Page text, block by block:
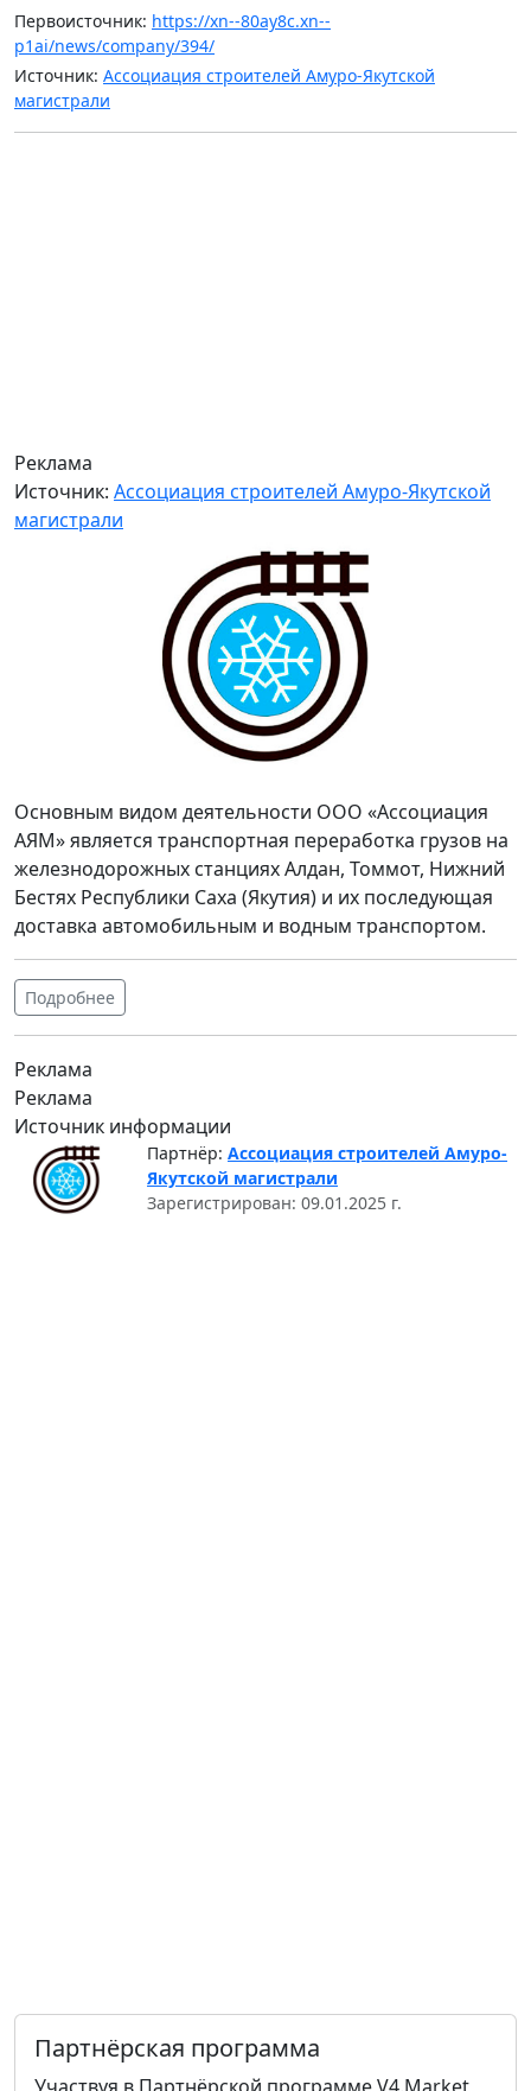
Первоисточник: https://xn--80ay8c.xn--
p1ai/news/company/394/
Источник: Ассоциация строителей Амуро-Якутской
магистрали
Реклама
Источник: Ассоциация строителей Амуро-Якутской
магистрали
Основным видом деятельности ООО «Ассоциация
АЯМ» является транспортная переработка грузов на
железнодорожных станциях Алдан, Томмот, Нижний
Бестях Республики Саха (Якутия) и их последующая
доставка автомобильным и водным транспортом.
Подробнее
Реклама
Реклама
Источник информации
Партнёр: Ассоциация строителей Амуро-
Якутской магистрали
Зарегистрирован: 09.01.2025 г.
Партнёрская программа